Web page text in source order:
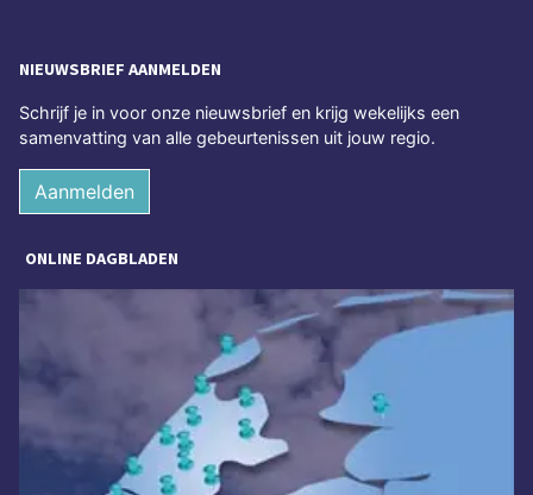
NIEUWSBRIEF AANMELDEN
Schrijf je in voor onze nieuwsbrief en krijg wekelijks een
samenvatting van alle gebeurtenissen uit jouw regio.
Aanmelden
ONLINE DAGBLADEN